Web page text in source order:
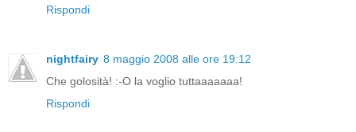
Rispondi
nightfairy 8 maggio 2008 alle ore 19:12
Che golosità! :-O la voglio tuttaaaaaaa!
Rispondi